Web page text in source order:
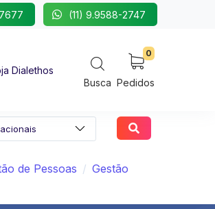
(11) 9.9588-2747
Dialethos
Busca
0
Pedidos
de Pessoas
Gestão